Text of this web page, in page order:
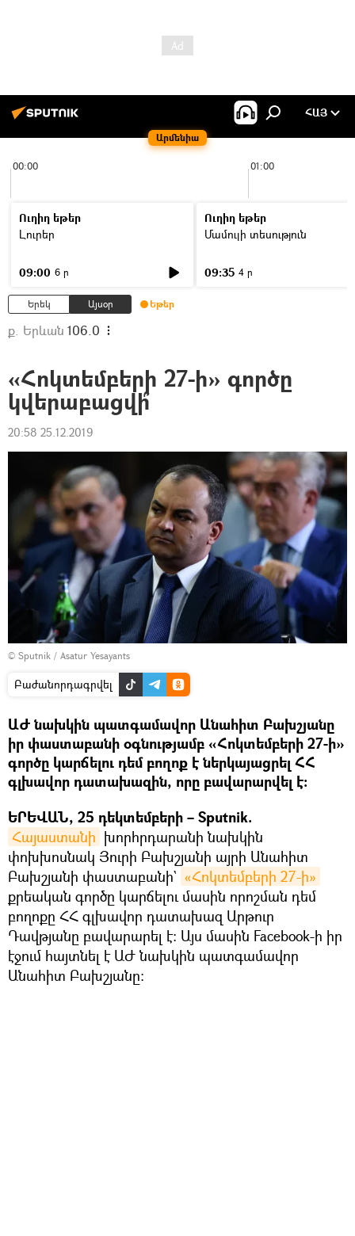
Արմենիա
ՀԱՅ
00:00 01:00
Ուղիղ եթեր
Լուրեր
09:00 6 ր
Ուղիղ եթեր
Մամուլի տեսություն
09:35 4 ր
Երեկ Այսօր Եթեր
ք. Երևան 106.0
«Հոկտեմբերի 27-ի» գործը
կվերաբացվի՞
20:58 25.12.2019
© Sputnik / Asatur Yesayants
Բաժանորդագրվել
ԱԺ նախկին պատգամավոր Անահիտ Բախշյանը
իր փաստաբանի օգնությամբ «Հոկտեմբերի 27-ի»
գործը կարճելու դեմ բողոք է ներկայացրել ՀՀ
գլխավոր դատախազին, որը բավարարվել է։
ԵՐԵՎԱՆ, 25 դեկտեմբերի – Sputnik.
Հայաստանի խորհրդարանի նախկին
փոխխոսնակ Յուրի Բախշյանի այրի Անահիտ
Բախշյանի փաստաբանի` «Հոկտեմբերի 27-ի»
քրեական գործը կարճելու մասին որոշման դեմ
բողոքը ՀՀ գլխավոր դատախազ Արթուր
Դավթյանը բավարարել է։ Այս մասին Facebook-ի իր
էջում հայտնել է ԱԺ նախկին պատգամավոր
Անահիտ Բախշյանը։